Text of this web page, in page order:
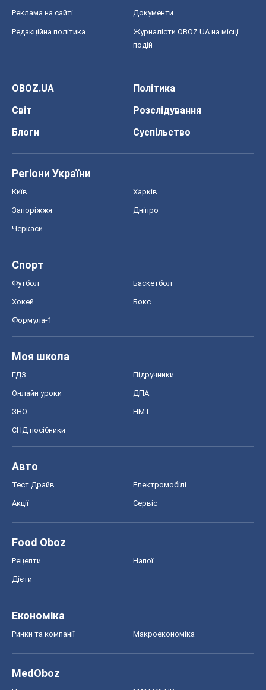
Реклама на сайті Документи
Редакційна політика
Журналісти OBOZ.UA на місці
подій
OBOZ.UA
Політика
Світ
Розслідування
Блоги
Суспільство
Регіони України
Київ Харків
Запоріжжя Дніпро
Черкаси
Спорт
Футбол Баскетбол
Хокей Бокс
Формула-1
Моя школа
ГДЗ Підручники
Онлайн уроки ДПА
ЗНО НМТ
СНД посібники
Авто
Тест Драйв Електромобілі
Акції Сервіс
Food Oboz
Рецепти Напої
Дієти
Економіка
Ринки та компанії Макроекономіка
MedOboz